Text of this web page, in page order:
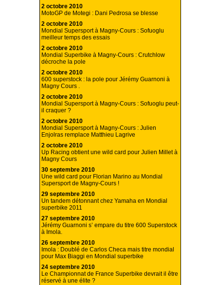
2 octobre 2010
MotoGP de Motegi : Dani Pedrosa se blesse
2 octobre 2010
Mondial Supersport à Magny-Cours : Sofuoglu
meilleur temps des essais
2 octobre 2010
Mondial Superbike à Magny-Cours : Crutchlow
décroche la pole
2 octobre 2010
600 superstock : la pole pour Jérémy Guarnoni à
Magny Cours .
2 octobre 2010
Mondial Supersport à Magny-Cours : Sofuoglu peut-
il craquer ?
2 octobre 2010
Mondial Supersport à Magny-Cours : Julien
Enjolras remplace Matthieu Lagrive
2 octobre 2010
Up Racing obtient une wild card pour Julien Millet à
Magny Cours
30 septembre 2010
Une wild card pour Florian Marino au Mondial
Supersport de Magny-Cours !
29 septembre 2010
Un tandem détonnant chez Yamaha en Mondial
superbike 2011
27 septembre 2010
Jérémy Guarnoni s’ empare du titre 600 Superstock
à Imola.
26 septembre 2010
Imola : Doublé de Carlos Checa mais titre mondial
pour Max Biaggi en Mondial superbike
24 septembre 2010
Le Championnat de France Superbike devrait il être
réservé à une élite ?